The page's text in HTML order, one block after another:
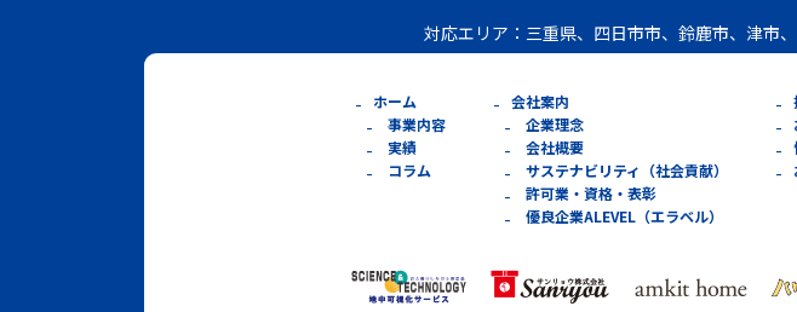
対応エリア： 三重県、四日市市、鈴鹿市、津市
ホーム
事業内容
実績
コラム
会社案内
企業理念
会社概要
サステナビリティ（社会貢献）
許可業・資格・表彰
優良企業ALEVEL（エラベル）